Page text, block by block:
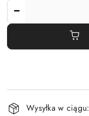
Dostępność
Wysyłka w ciągu: